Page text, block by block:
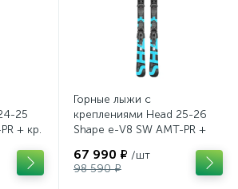
25
+ кр.
Горные лыжи с
креплениями Head 25-26
Shape e-V8 SW AMT-PR +
67 990 ₽ /шт
98 590 ₽